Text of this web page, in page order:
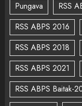
Pungava
RSS
RSS ABPS 2016
RSS ABPS 2018
RSS ABPS 2021
RSS ABPS Baitak-